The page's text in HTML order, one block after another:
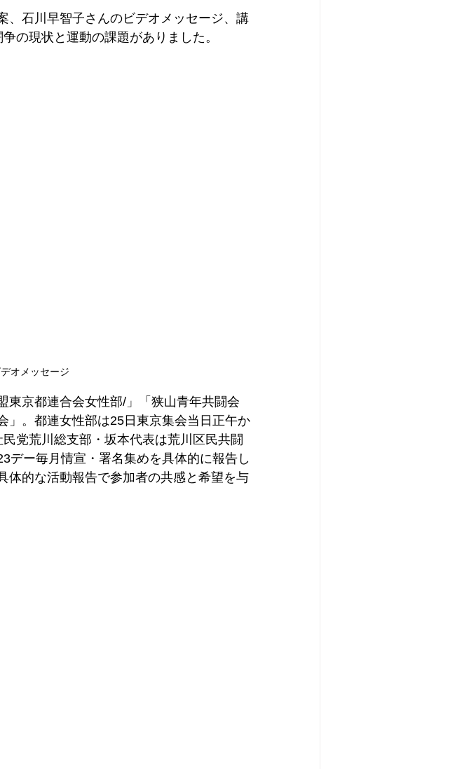
、石川早智子さんのビデオメッセージ、講
の現状と運動の課題がありました。
オメッセージ
東京都連合会女性部/」「狭山青年共闘会
」。都連女性部は25日東京集会当日正午か
党荒川総支部・坂本代表は荒川区民共闘
デー毎月情宣・署名集めを具体的に報告し
体的な活動報告で参加者の共感と希望を与